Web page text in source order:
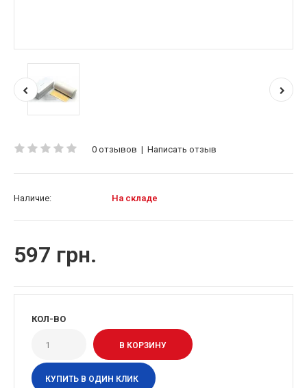
0 отзывов | Написать отзыв
Наличие: На складе
597 грн.
КОЛ-ВО
КУПИТЬ В ОДИН КЛИК